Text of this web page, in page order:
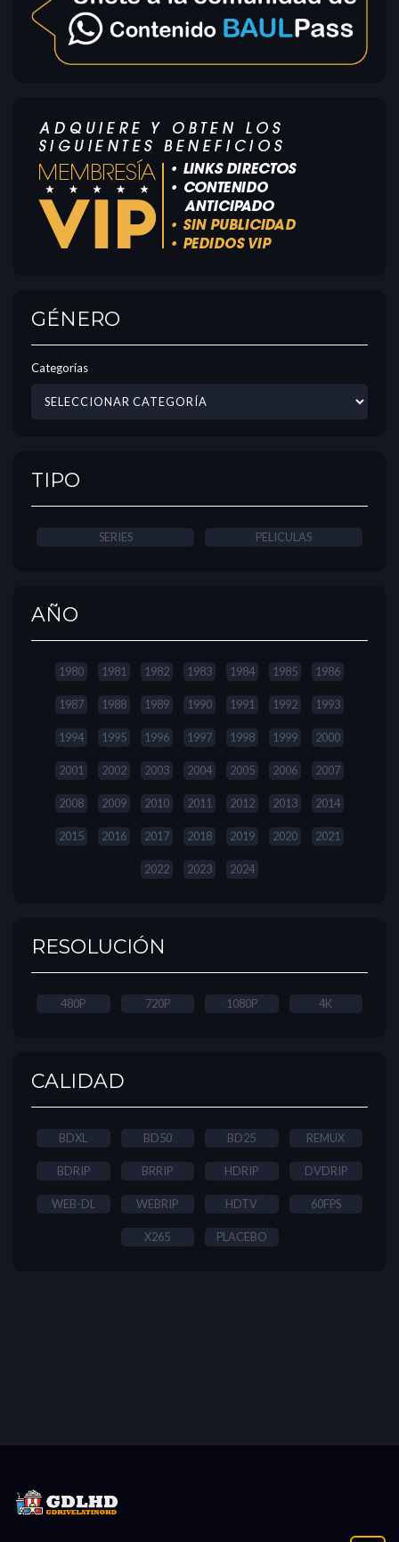
GÉNERO
Categorías
TIPO
SERIES PELICULAS
AÑO
1980 1981 1982 1983 1984 1985 1986
1987 1988 1989 1990 1991 1992 1993
1994 1995 1996 1997 1998 1999 2000
2001 2002 2003 2004 2005 2006 2007
2008 2009 2010 2011 2012 2013 2014
2015 2016 2017 2018 2019 2020 2021
2022 2023 2024
RESOLUCIÓN
480P 720P 1080P 4K
CALIDAD
BDXL BD50 BD25 REMUX
BDRIP BRRIP HDRIP DVDRIP
WEB-DL WEBRIP HDTV 60FPS
X265 PLACEBO